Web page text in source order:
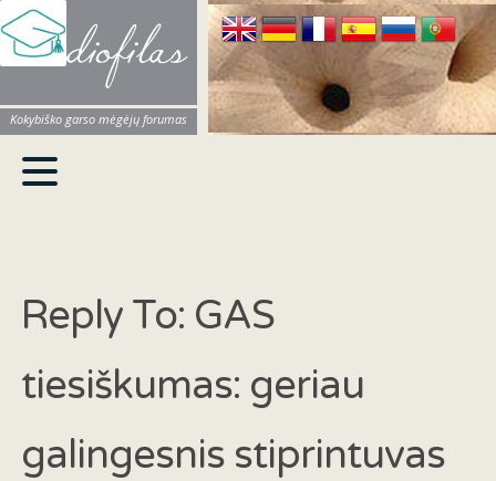
Audiofilas
Kokybiško garso mėgėjų forumas
Reply To: GAS
tiesiškumas: geriau
galingesnis stiprintuvas